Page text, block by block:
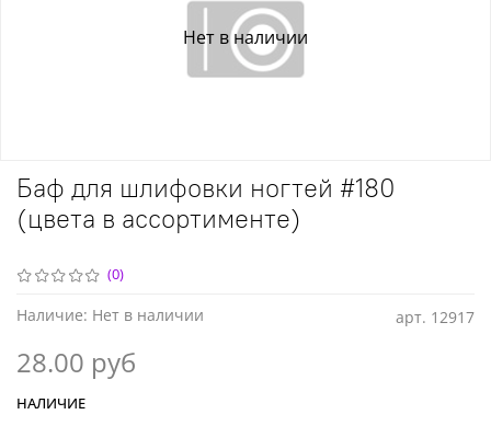
Нет в наличии
(0)
арт. 12917
Наличие: Нет в наличии
Баф для шлифовки ногтей #180
(цвета в ассортименте)
28.00 руб
НАЛИЧИЕ